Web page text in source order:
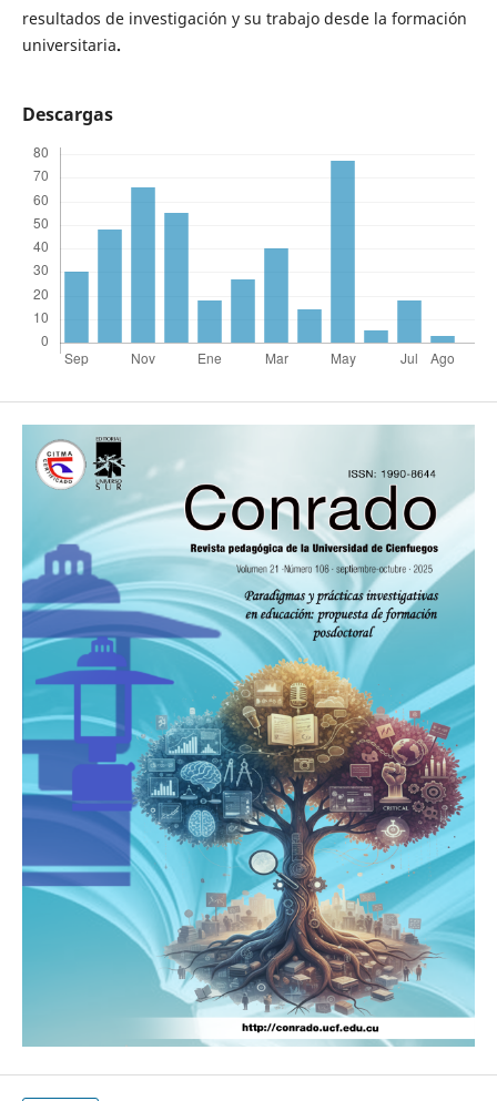
resultados de investigación y su trabajo desde la formación
universitaria.
Descargas